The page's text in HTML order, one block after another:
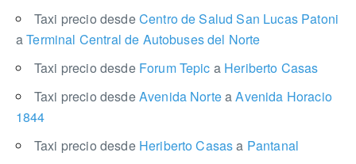
Taxi precio desdeCentro de Salud San Lucas Patoni
aTerminal Central de Autobuses del Norte
Taxi precio desde Forum Tepic aHeriberto Casas
Taxi precio desdeAvenida NorteaAvenida Horacio
1844
Taxi precio desde Heriberto Casasa Pantanal